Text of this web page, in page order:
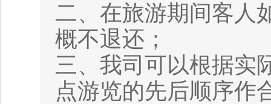
二、在旅游期间客人
概不退还；
三、我司可以根据实
点游览的先后顺序作